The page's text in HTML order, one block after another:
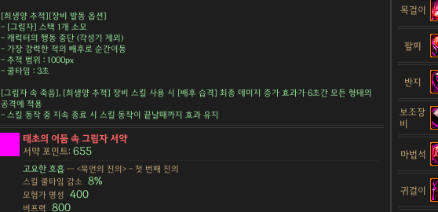
[희생양 추적][장비 발동 옵션]
- [그림자] 스택 1개 소모
- 캐릭터의 행동 중단 (각성기 제외)
- 가장 강력한 적의 배후로 순간이동
- 추적 범위 : 1000px
- 쿨타임 : 3초
[그림자 속 죽음], [희생양 추적] 장비 스킬 사용 시 [배후 습격] 최종 데미지 증가 효과가 6초간 모든 형태의
공격에 적용
- 스킬 동작 중 지속 종료 시 스킬 동작이 끝날때까지 효과 유지
태초의 어둠 속 그림자 서약
서약 포인트: 655
고요한 호흡 — <묵언의 진의> - 첫 번째 진의
스킬 쿨타임 감소 8%
모험가 명성 400
버프력 800
목걸이
팔찌
반지
보조장
비
마법석
귀걸이